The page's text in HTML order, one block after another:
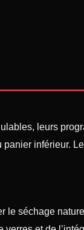
leurs
inférieur.
séchage